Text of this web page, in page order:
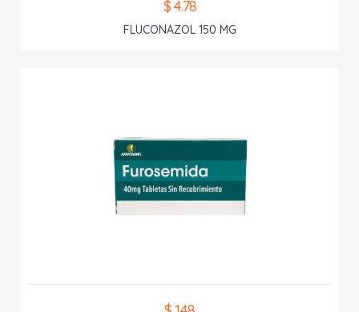
$ 4.78
FLUCONAZOL 150 MG